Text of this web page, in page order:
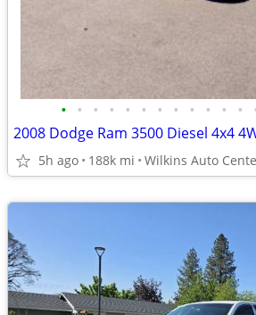
• • • • • • • • • • • •
5h ago 188k mi Wilkins Auto